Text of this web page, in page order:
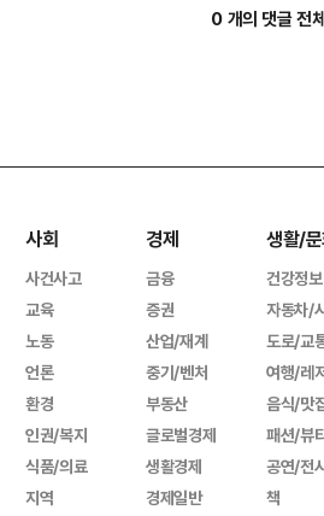
0 개의 댓글 전
사회
사건사고
교육
노동
언론
환경
인권/복지
식품/의료
지역
경제
금융
증권
산업/재계
중기/벤처
부동산
글로벌경제
생활경제
경제일반
생활/
건강정보
자동차/
도로/교
여행/레
음식/맛
패션/뷰
공연/전
책